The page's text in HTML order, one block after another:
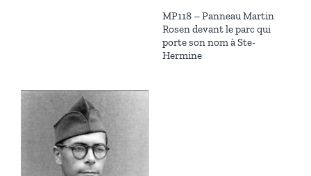
MP118 – Panneau Martin
Rosen devant le parc qui
porte son nom à Ste-
Hermine